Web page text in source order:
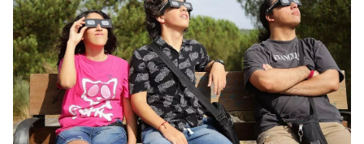
ORÁCULO DAS BURGAS
Horóscopo del día: lunes, 10 de agosto